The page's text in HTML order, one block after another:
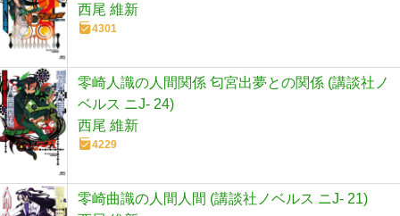
西尾 維新
4301
零崎人識の人間関係 匂宮出夢との関係 (講談社ノ
ベルス ニJ- 24)
西尾 維新
4229
零崎曲識の人間人間 (講談社ノベルス ニJ- 21)